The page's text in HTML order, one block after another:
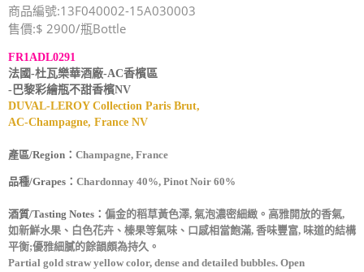
商品編號:13F040002-15A030003
售價:$ 2900/瓶Bottle
FR1ADL0291
法國-杜瓦樂華酒廠-AC香檳區
-巴黎彩繪瓶不甜香檳NV
DUVAL-LEROY Collection Paris Brut,
AC-Champagne, France NV
產區/Region： Champagne, France
品種/Grapes： Chardonnay 40%, Pinot Noir 60%
酒質/Tasting Notes： 偏金的稻草黃色澤, 氣泡濃密細緻。高雅開放的香氣,
如新鮮水果、 白色花卉、榛果等氣味、口感相當飽滿, 香味豐富, 味道的結構
平衡;優雅細膩的餘韻頗為持久。
Partial gold straw yellow color, dense and detailed bubbles. Open